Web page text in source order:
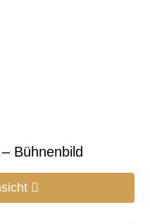
Bühnenbild